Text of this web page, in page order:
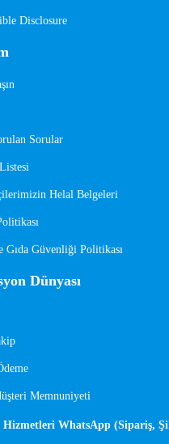
Disclosure
Sorular
Helal Belgeleri
Gıda Güvenliği Politikası
Dünyası
Memnuniyeti
Hizmetleri WhatsApp (Sipariş,